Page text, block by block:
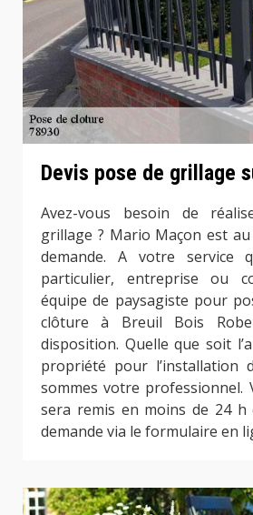
Devis pose de grillage
Avez-vous besoin de
grillage ? Mario Maçon est
demande. A votre service
particulier, entreprise ou
équipe de paysagiste pour
clôture à Breuil Bois
disposition. Quelle que soit
propriété pour l’installation
sommes votre professionnel.
sera remis en moins de 24
demande via le formulaire en